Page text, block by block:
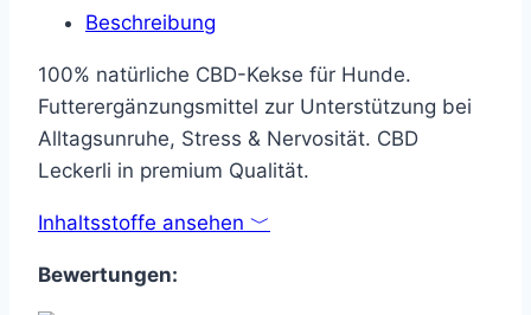
Beschreibung
100% natürliche CBD-Kekse für Hunde.
Futterergänzungsmittel zur Unterstützung bei
Alltagsunruhe, Stress & Nervosität. CBD
Leckerli in premium Qualität.
Inhaltsstoffe ansehen ﹀
Bewertungen: